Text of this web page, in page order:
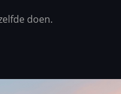
doen.